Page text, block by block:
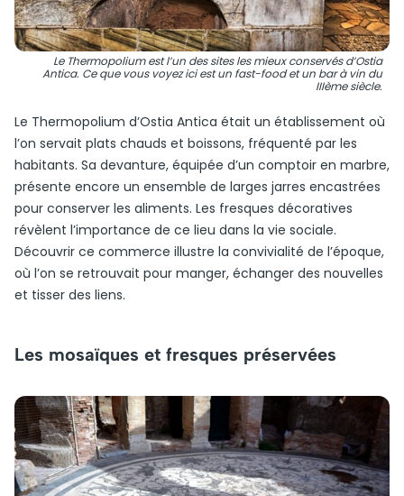
Le Thermopolium est l’un des sites les mieux conservés d’Ostia
Antica. Ce que vous voyez ici est un fast-food et un bar à vin du
IIIème siècle.
Le Thermopolium d’Ostia Antica était un établissement où
l’on servait plats chauds et boissons, fréquenté par les
habitants. Sa devanture, équipée d’un comptoir en marbre,
présente encore un ensemble de larges jarres encastrées
pour conserver les aliments. Les fresques décoratives
révèlent l’importance de ce lieu dans la vie sociale.
Découvrir ce commerce illustre la convivialité de l’époque,
où l’on se retrouvait pour manger, échanger des nouvelles
et tisser des liens.
Les mosaïques et fresques préservées